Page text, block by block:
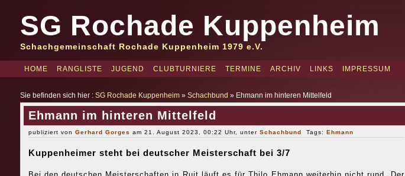
SG Rochade Kuppenheim
Schachgemeinschaft Rochade Kuppenheim 1979 e.V.
HOME RANGLISTE JUGEND CLUBTURNIERE TERMINE ARCHIV LINKS IMPRESSUM
Sie befinden sich hier : SG Rochade Kuppenheim» Schachbund » Ehmann im hinteren Mittelfeld
Ehmann im hinteren Mittelfeld
publiziert von Gerhard Gorges am 21. August 2023, 00:22 Uhr, unter Schachbund Tags: Ehmann
Kuppenheimer steht bei deutscher Meisterschaft bei 3/7